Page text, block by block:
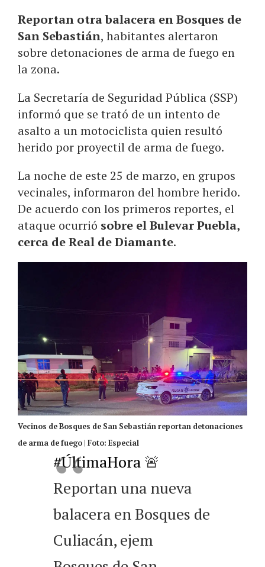
Reportan otra balacera en Bosques de
San Sebastián, habitantes alertaron
sobre detonaciones de arma de fuego en
la zona.
La Secretaría de Seguridad Pública (SSP)
informó que se trató de un intento de
asalto a un motociclista quien resultó
herido por proyectil de arma de fuego.
La noche de este 25 de marzo, en grupos
vecinales, informaron del hombre herido.
De acuerdo con los primeros reportes, el
ataque ocurrió sobre el Bulevar Puebla,
cerca de Real de Diamante.
Vecinos de Bosques de San Sebastián reportan detonaciones
de arma de fuego | Foto: Especial
#ÚltimaHora 🚨
Reportan una nueva
balacera en Bosques de
Culiacán, ejem